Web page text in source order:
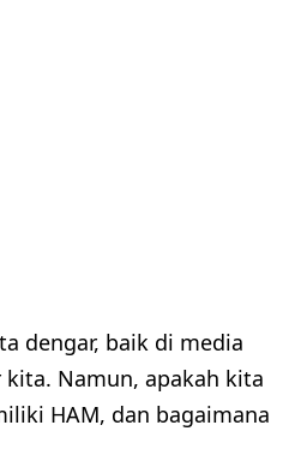
dengar, baik di media
Namun, apakah kita
HAM, dan bagaimana